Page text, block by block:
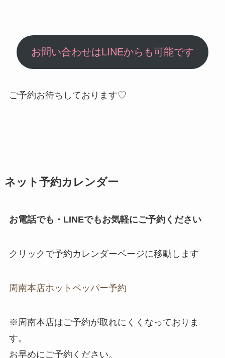
お問い合わせはLINEからも可能です
ご予約お待ちしております♡
ネット予約カレンダー
お電話でも・LINEでもお気軽にご予約ください
クリックで予約カレンダーページに移動します
周南本店ホットペッパー予約
※周南本店はご予約が取れにくくなっておりま
す。
お早めにご予約ください。